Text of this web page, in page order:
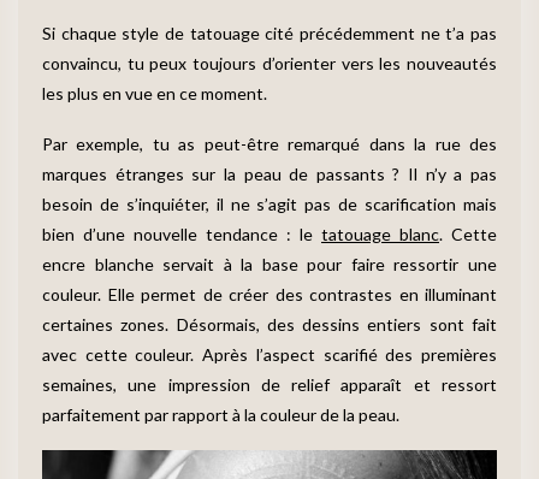
Si chaque style de tatouage cité précédemment ne t’a pas
convaincu, tu peux toujours d’orienter vers les nouveautés
les plus en vue en ce moment.
Par exemple, tu as peut-être remarqué dans la rue des
marques étranges sur la peau de passants ? Il n’y a pas
besoin de s’inquiéter, il ne s’agit pas de scarification mais
bien d’une nouvelle tendance : le tatouage blanc. Cette
encre blanche servait à la base pour faire ressortir une
couleur. Elle permet de créer des contrastes en illuminant
certaines zones. Désormais, des dessins entiers sont fait
avec cette couleur. Après l’aspect scarifié des premières
semaines, une impression de relief apparaît et ressort
parfaitement par rapport à la couleur de la peau.